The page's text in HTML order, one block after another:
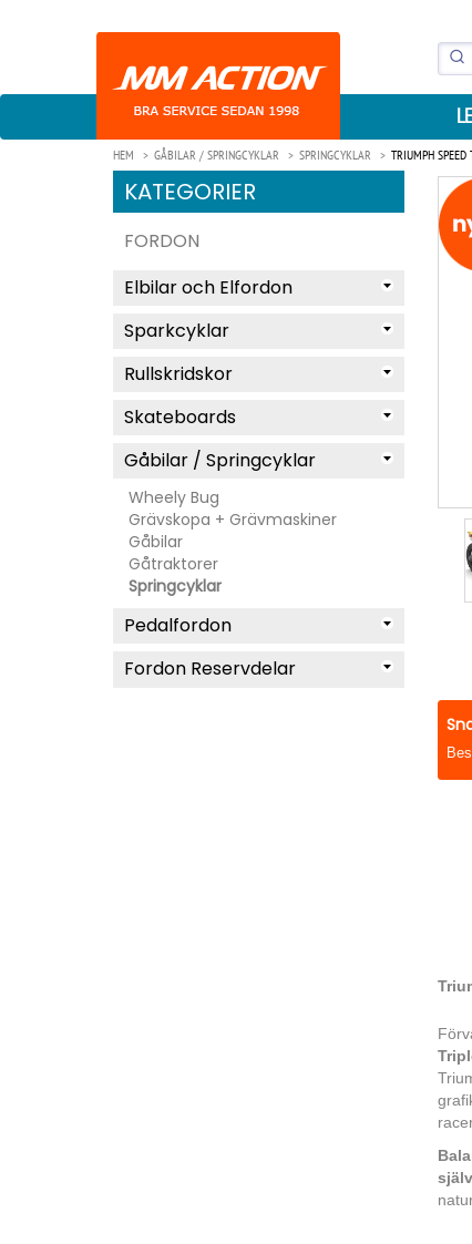
HEM GÅBILAR / SPRINGCYKLAR SPRINGCYKLAR TRIUMPH
KATEGORIER
FORDON
Elbilar och Elfordon
Sparkcyklar
Rullskridskor
Skateboards
Gåbilar / Springcyklar
Wheely Bug
Grävskopa + Grävmaskiner
Gåbilar
Gåtraktorer
Springcyklar
Pedalfordon
Fordon Reservdelar